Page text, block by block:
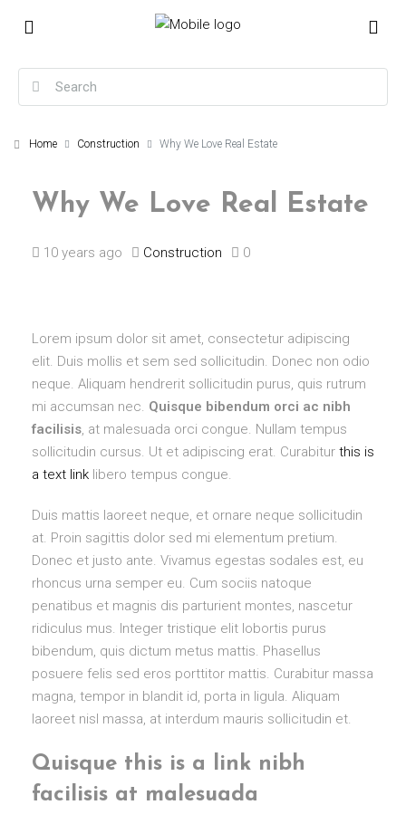
Home Construction Why We Love Real Estate
Why We Love Real Estate
10 years ago Construction 0
Lorem ipsum dolor sit amet, consectetur adipiscing
elit. Duis mollis et sem sed sollicitudin. Donec non odio
neque. Aliquam hendrerit sollicitudin purus, quis rutrum
mi accumsan nec. Quisque bibendum orci ac nibh
facilisis, at malesuada orci congue. Nullam tempus
sollicitudin cursus. Ut et adipiscing erat. Curabitur this is
a text link libero tempus congue.
Duis mattis laoreet neque, et ornare neque sollicitudin
at. Proin sagittis dolor sed mi elementum pretium.
Donec et justo ante. Vivamus egestas sodales est, eu
rhoncus urna semper eu. Cum sociis natoque
penatibus et magnis dis parturient montes, nascetur
ridiculus mus. Integer tristique elit lobortis purus
bibendum, quis dictum metus mattis. Phasellus
posuere felis sed eros porttitor mattis. Curabitur massa
magna, tempor in blandit id, porta in ligula. Aliquam
laoreet nisl massa, at interdum mauris sollicitudin et.
Quisque this is a link nibh
facilisis at malesuada